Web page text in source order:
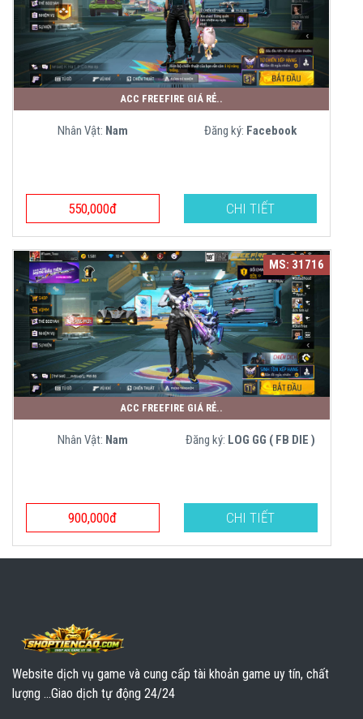
ACC FREEFIRE GIÁ RẺ..
Nhân Vật: Nam Đăng ký: Facebook
550,000đ CHI TIẾT
MS: 31716
ACC FREEFIRE GIÁ RẺ..
Nhân Vật: Nam Đăng ký: LOG GG ( FB DIE )
900,000đ CHI TIẾT
Website dịch vụ game và cung cấp tài khoản game uy tín, chất
lượng ...Giao dịch tự động 24/24